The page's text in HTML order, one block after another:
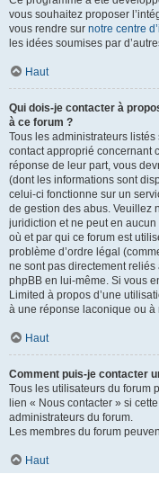
vous souhaitez proposer
vous rendre sur notre centre
les idées soumises par
Haut
Qui dois-je contacter à
à ce forum ?
Tous les administrateurs
contact approprié concernant
réponse de leur part, vous
(dont les informations sont
celui-ci fonctionne sur un
de gestion des abus. Veuillez
juridiction et ne peut en
où et par qui ce forum est
problème d’ordre légal
ne sont pas directement
phpBB en lui-même. Si vous
Limited à propos d’une
à une réponse laconique ou
Haut
Comment puis-je contacter
Tous les utilisateurs du forum
lien « Nous contacter » si
administrateurs du forum.
Les membres du forum
Haut